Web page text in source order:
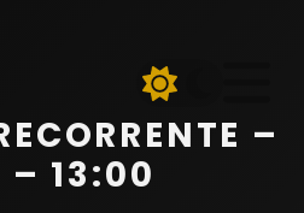
–
13:00